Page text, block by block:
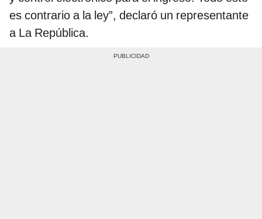
es contrario a la ley”, declaró un representante
a La República.